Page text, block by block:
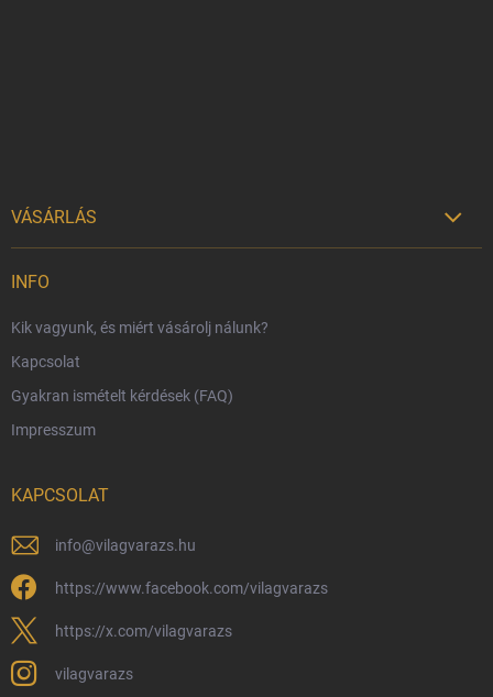
VÁSÁRLÁS 
Harry Potter bolt Magyarország
Rendelésem
Reklamáció és visszáru
Hűségprogram
Általános Szerződési Feltételek
Adatvédelmi feltételek
Védjegyek és szerzői jogok
Fémjelzés és nemesfém-tájékoztató
INFO
Kik vagyunk, és miért vásárolj nálunk?
Kapcsolat
Gyakran ismételt kérdések (FAQ)
Impresszum
KAPCSOLAT
info@vilagvarazs.hu
https://www.facebook.com/vilagvarazs
https://x.com/vilagvarazs
vilagvarazs